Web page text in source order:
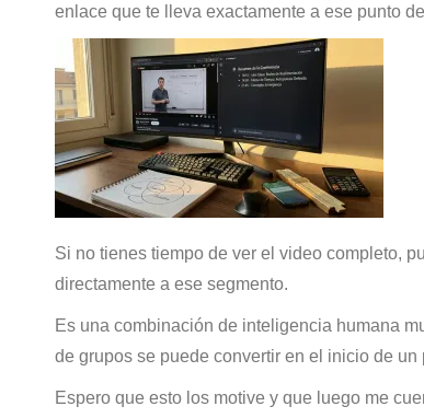
enlace que te lleva exactamente a ese punto
Si no tienes tiempo de ver el video completo,
directamente a ese segmento.
Es una combinación de inteligencia humana
de grupos se puede convertir en el inicio de
Espero que esto los motive y que luego me